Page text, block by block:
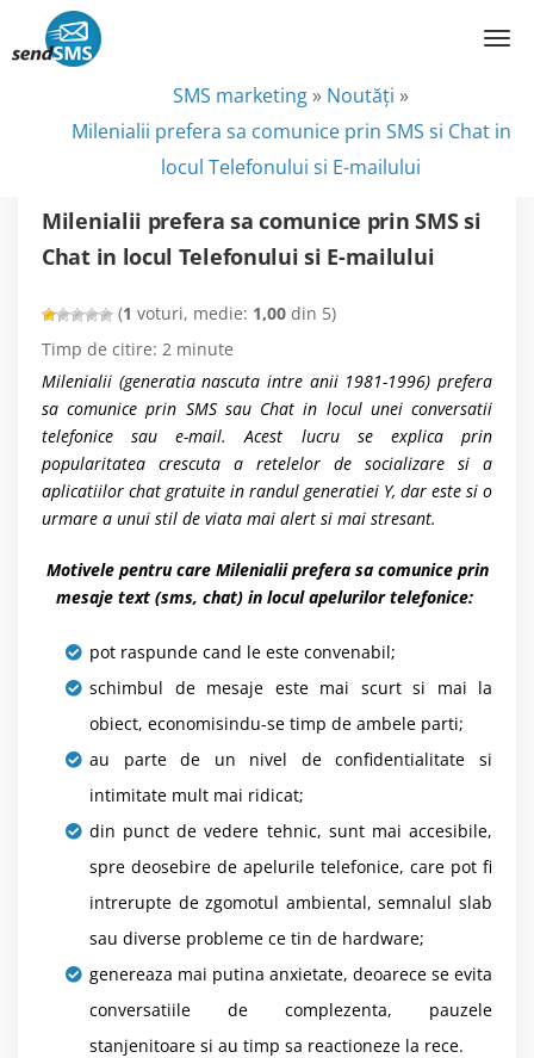
SMS marketing » Noutăţi »
Milenialii prefera sa comunice prin SMS si Chat in
locul Telefonului si E-mailului
Milenialii prefera sa comunice prin SMS si
Chat in locul Telefonului si E-mailului
(1 voturi, medie: 1,00 din 5)
Timp de citire: 2 minute
Milenialii (generatia nascuta intre anii 1981-1996) prefera
sa comunice prin SMS sau Chat in locul unei conversatii
telefonice sau e-mail. Acest lucru se explica prin
popularitatea crescuta a retelelor de socializare si a
aplicatiilor chat gratuite in randul generatiei Y, dar este si o
urmare a unui stil de viata mai alert si mai stresant.
Motivele pentru care Milenialii prefera sa comunice prin
mesaje text (sms, chat) in locul apelurilor telefonice:
pot raspunde cand le este convenabil;
schimbul de mesaje este mai scurt si mai la
obiect, economisindu-se timp de ambele parti;
au parte de un nivel de confidentialitate si
intimitate mult mai ridicat;
din punct de vedere tehnic, sunt mai accesibile,
spre deosebire de apelurile telefonice, care pot fi
intrerupte de zgomotul ambiental, semnalul slab
sau diverse probleme ce tin de hardware;
genereaza mai putina anxietate, deoarece se evita
conversatiile de complezenta, pauzele
stanjenitoare si au timp sa reactioneze la rece.